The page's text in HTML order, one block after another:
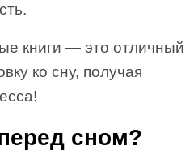
книги — это отличный
ко сну, получая
сном?